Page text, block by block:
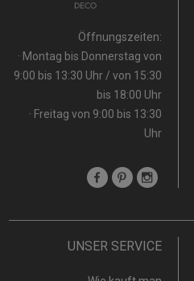
Öffnungszeiten:
· Montag bis Donnerstag von
9:00 bis 13:30 Uhr / von 15:30
bis 18:00 Uhr
· Freitag von 9:00 bis 13:30
Uhr
UNSER SERVICE